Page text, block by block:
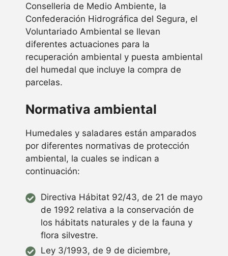
Conselleria de Medio Ambiente, la
Confederación Hidrográfica del Segura, el
Voluntariado Ambiental se llevan
diferentes actuaciones para la
recuperación ambiental y puesta ambiental
del humedal que incluye la compra de
parcelas.
Normativa ambiental
Humedales y saladares están amparados
por diferentes normativas de protección
ambiental, la cuales se indican a
continuación:
Directiva Hábitat 92/43, de 21 de mayo
de 1992 relativa a la conservación de
los hábitats naturales y de la fauna y
flora silvestre.
Ley 3/1993, de 9 de diciembre,